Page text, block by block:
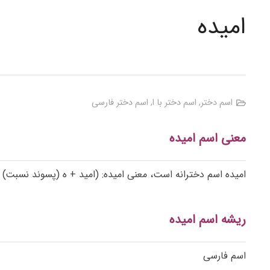
امیده
اسم دختر, اسم دختر با ا, اسم دختر فارسی
معنی اسم امیده
امیده اسم دخترانه است، معنی امیده: (امید + ه (پسوند
ریشه اسم امیده
اسم فارسی